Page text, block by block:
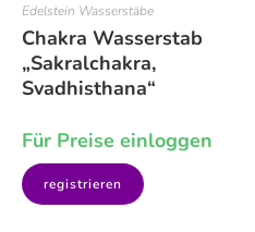
Edelstein Wasserstäbe
Chakra Wasserstab
„Sakralchakra,
Svadhisthana“
Für Preise einloggen
registrieren